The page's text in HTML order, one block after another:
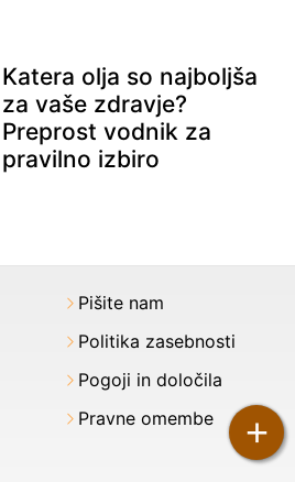
Katera olja so najboljša
za vaše zdravje?
Preprost vodnik za
pravilno izbiro
+
Pišite nam
Politika zasebnosti
Pogoji in določila
Pravne omembe